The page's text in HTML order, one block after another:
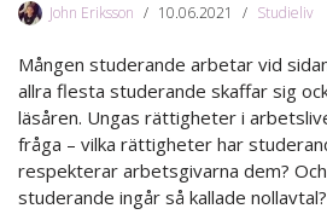
John Eriksson 10.06.2021 Studieliv
Mången studerande arbetar vid
allra flesta studerande skaffar sig
läsåren. Ungas rättigheter i
fråga – vilka rättigheter har
respekterar arbetsgivarna dem?
studerande ingår så kallade nollavtal?